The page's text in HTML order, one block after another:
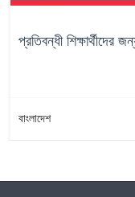
প্রতিবন্ধী শিক্ষার্থীদের
বাংলাদেশ